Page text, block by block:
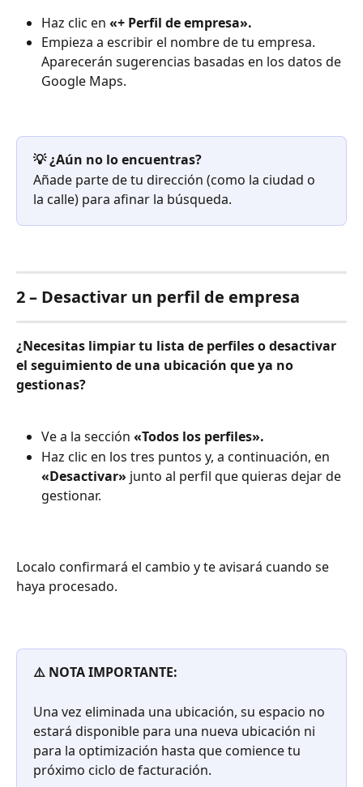
Haz clic en «+ Perfil de empresa».
Empieza a escribir el nombre de tu empresa.
Aparecerán sugerencias basadas en los datos de
Google Maps.
💡 ¿Aún no lo encuentras?
Añade parte de tu dirección (como la ciudad o
la calle) para afinar la búsqueda.
2 – Desactivar un perfil de empresa
¿Necesitas limpiar tu lista de perfiles o desactivar
el seguimiento de una ubicación que ya no
gestionas?
Ve a la sección «Todos los perfiles».
Haz clic en los tres puntos y, a continuación, en
«Desactivar» junto al perfil que quieras dejar de
gestionar.
Localo confirmará el cambio y te avisará cuando se
haya procesado.
⚠️ NOTA IMPORTANTE:
Una vez eliminada una ubicación, su espacio no
estará disponible para una nueva ubicación ni
para la optimización hasta que comience tu
próximo ciclo de facturación.